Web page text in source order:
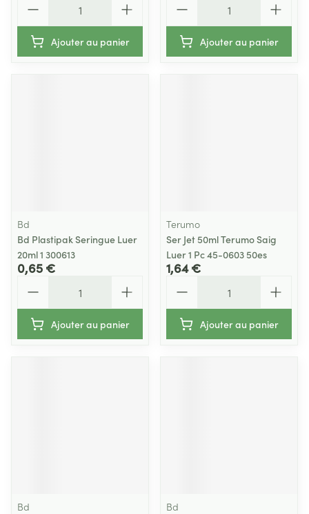
Ajouter au panier Ajouter au panier
Bd
Bd Plastipak Seringue Luer
20ml 1 300613
0,65 €
Ajouter au panier
Terumo
Ser Jet 50ml Terumo Saig
Luer 1 Pc 45-0603 50es
1,64 €
Ajouter au panier
Bd
Bd